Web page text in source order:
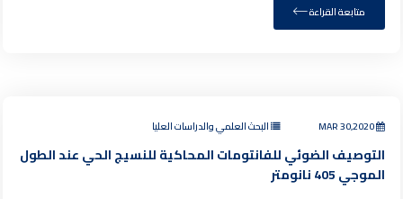
متابعة القراءة
MAR 30,2020 البحث العلمي والدراسات العليا
التوصيف الضوئي للفانتومات المحاكية للنسيج الحي عند الطول
الموجي 405 نانومتر